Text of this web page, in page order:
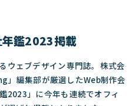
鑑2023掲載
ウェブデザイン専門誌。株式会
」編集部が厳選したWeb制作会
2023」に今年も連続でオフィ